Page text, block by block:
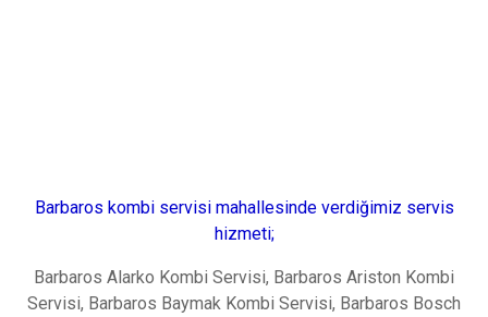
Barbaros kombi servisi mahallesinde verdiğimiz servis
hizmeti;
Barbaros Alarko Kombi Servisi, Barbaros Ariston Kombi
Servisi, Barbaros Baymak Kombi Servisi, Barbaros Bosch